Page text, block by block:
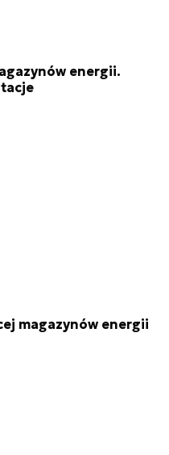
energii.
magazynów energii